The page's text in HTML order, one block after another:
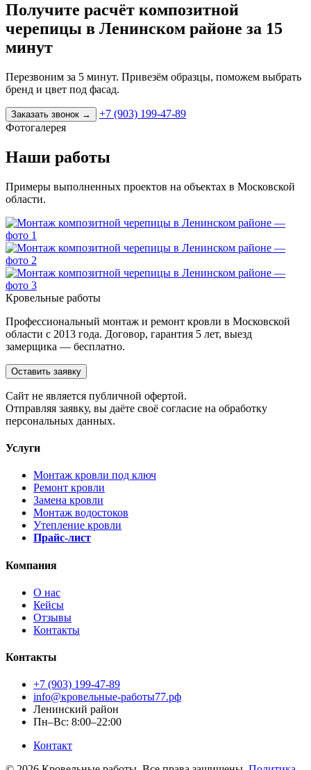
Получите расчёт композитной
черепицы в Ленинском районе за 15
минут
Перезвоним за 5 минут. Привезём образцы, поможем выбрать
бренд и цвет под фасад.
Заказать звонок →
+7 (903) 199-47-89
Фотогалерея
Наши работы
Примеры выполненных проектов на объектах в Московской
области.
Кровельные работы
Профессиональный монтаж и ремонт кровли в Московской
области с 2013 года. Договор, гарантия 5 лет, выезд
замерщика — бесплатно.
Оставить заявку
Cайт не является публичной офертой.
Отправляя заявку, вы даёте своё согласие на обработку
персональных данных.
Услуги
Монтаж кровли под ключ
Ремонт кровли
Замена кровли
Монтаж водостоков
Утепление кровли
Прайс-лист
Компания
О нас
Кейсы
Отзывы
Контакты
Контакты
+7 (903) 199-47-89
info@кровельные-работы77.рф
Ленинский район
Пн–Вс: 8:00–22:00
Контакт